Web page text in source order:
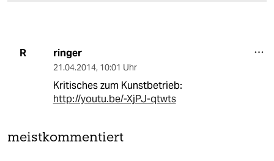
R ringer
21.04.2014, 10:01 Uhr
Kritisches zum Kunstbetrieb:
http://youtu.be/-XjPJ-qtwts
meistkommentiert